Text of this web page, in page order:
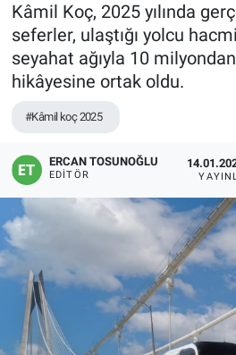
Kâmil Koç, 2025 yılında
seferler, ulaştığı yolcu
seyahat ağıyla 10
hikâyesine ortak oldu.
#Kâmil koç 2025
ERCAN TOSUNOĞLU
EDITÖR